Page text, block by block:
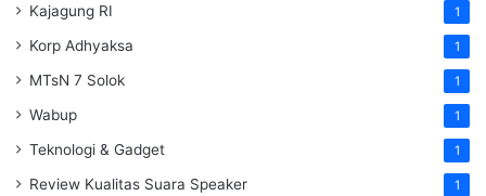
Kajagung RI 1
Korp Adhyaksa 1
MTsN 7 Solok 1
Wabup 1
Teknologi & Gadget 1
Review Kualitas Suara Speaker 1